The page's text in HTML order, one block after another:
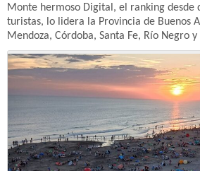
Monte hermoso Digital, el ranking desde
turistas, lo lidera la Provincia de Buenos
Mendoza, Córdoba, Santa Fe, Río Negro y